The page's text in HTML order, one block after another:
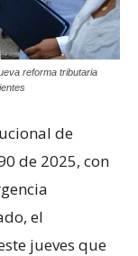
reforma tributaria
de
de 2025, con
el
jueves que